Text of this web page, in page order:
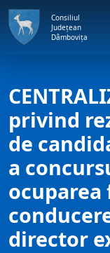
Consiliul
Județean
Dâmbovița
privind
de
a
director